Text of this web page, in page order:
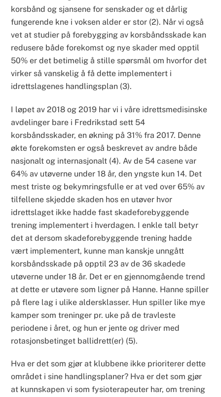
korsbånd og sjansene for senskader og et dårlig
fungerende kne i voksen alder er stor (2). Når vi også
vet at studier på forebygging av korsbåndsskade kan
redusere både forekomst og nye skader med opptil
50% er det betimelig å stille spørsmål om hvorfor det
virker så vanskelig å få dette implementert i
idrettslagenes handlingsplan (3).
I løpet av 2018 og 2019 har vi i våre idrettsmedisinske
avdelinger bare i Fredrikstad sett 54
korsbåndsskader, en økning på 31% fra 2017. Denne
økte forekomsten er også beskrevet av andre både
nasjonalt og internasjonalt (4). Av de 54 casene var
64% av utøverne under 18 år, den yngste kun 14. Det
mest triste og bekymringsfulle er at ved over 65% av
tilfellene skjedde skaden hos en utøver hvor
idrettslaget ikke hadde fast skadeforebyggende
trening implementert i hverdagen. I enkle tall betyr
det at dersom skadeforebyggende trening hadde
vært implementert, kunne man kanskje unngått
korsbåndsskade på opptil 23 av de 36 skadede
utøverne under 18 år. Det er en gjennomgående trend
at dette er utøvere som ligner på Hanne. Hanne spiller
på flere lag i ulike aldersklasser. Hun spiller like mye
kamper som treninger pr. uke på de travleste
periodene i året, og hun er jente og driver med
rotasjonsbetinget ballidrett(er) (5).
Hva er det som gjør at klubbene ikke prioriterer dette
området i sine handlingsplaner? Hva er det som gjør
at kunnskapen vi som fysioterapeuter har, om trening